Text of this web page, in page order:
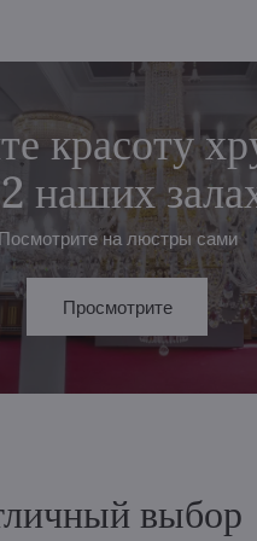
красоту
наших
Посмотрите на люстры сами
Просмотрите
выбор